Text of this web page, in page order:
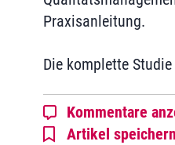
Praxisanleitung.
Die komplette
Kommentare
Artikel